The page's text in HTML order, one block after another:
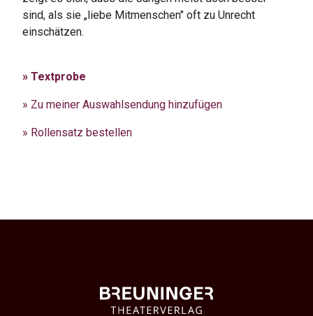
sind, als sie „liebe Mitmenschen" oft zu Unrecht
einschätzen.
» Textprobe
» Zu meiner Auswahlsendung hinzufügen
» Rollensatz bestellen